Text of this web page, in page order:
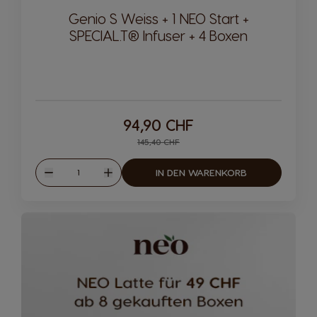
Genio S Weiss + 1 NEO Start +
SPECIAL.T® Infuser + 4 Boxen
Regular Price
145,40 CHF
94,90 CHF
Weniger
Menge
Mehr
IN DEN WARENKORB